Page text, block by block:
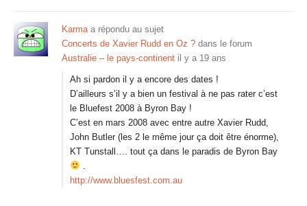
Karmaa répondu au sujet
Concerts de Xavier Rudd en Oz ? dans le forum
Australie – le pays-continent il y a 19 ans
Ah si pardon il y a encore des dates !
D’ailleurs s’il y a bien un festival à ne pas rater c’est
le Bluefest 2008 à Byron Bay !
C’est en mars 2008 avec entre autre Xavier Rudd,
John Butler (les 2 le même jour ça doit être énorme),
KT Tunstall…. tout ça dans le paradis de Byron Bay
.
http://www.bluesfest.com.au